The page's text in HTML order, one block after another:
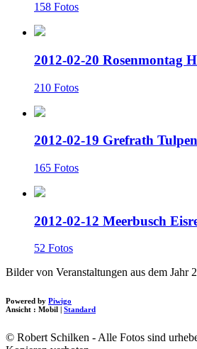
158 Fotos
2012-02-20 Rosenmontag
210 Fotos
2012-02-19 Grefrath
165 Fotos
2012-02-12 Meerbusch
52 Fotos
Bilder von Veranstaltungen aus dem Jahr
Powered by Piwigo
Ansicht : Mobil Standard
© Robert Schilken - Alle Fotos sind